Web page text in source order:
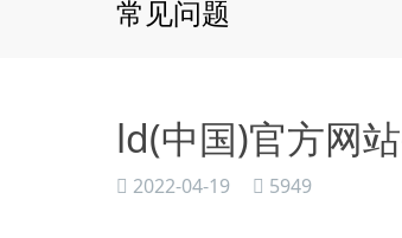
常见问题
ld(中国)官方网
2022-04-19 5949